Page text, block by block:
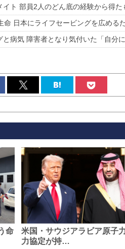
イト 部員2人のどん底の経験から得た
命 日本にライフセービングを広める
病気 障害者となり気付いた「自分
命
米国・サウジアラビア原子
力協定が持…